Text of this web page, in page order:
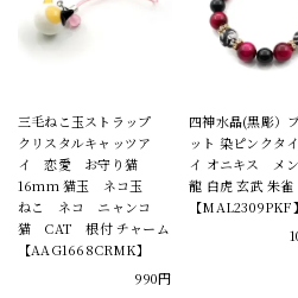
三毛ねこ玉ストラップ
クリスタルキャッツア
イ 恋愛 お守り猫
16mm 猫玉 ネコ玉
ねこ ネコ ニャンコ
猫 CAT 根付 チャーム
【AAG1668CRMK】
990円
四神水晶(黒彫）
ット 染ピンクタ
イ オニキス メ
龍 白虎 玄武 朱雀
【MAL2309PKF】